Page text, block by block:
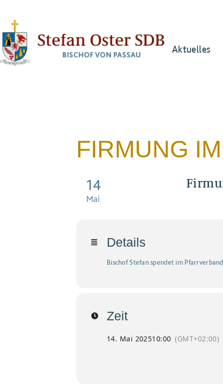
Aktuelles
FIRMUNG
14
Mai
Details
Bischof Stefan spendet im
Zeit
14. Mai 202510:00 (GMT+02:00)